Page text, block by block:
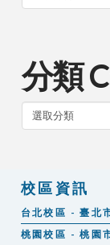
分類
類
校區資訊
台北校區 - 臺
桃園校區 - 桃